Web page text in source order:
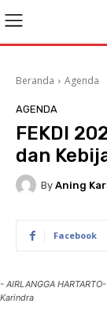
Beranda Agenda
AGENDA
FEKDI
dan
By Aning
Facebook
- AIRLANGGA
Karindra